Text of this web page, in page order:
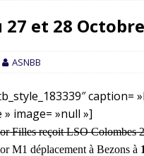
27 et 28 Octobre
ASNBB
caption=
image= »null »]
Filles reçoit LSO Colombes
M1 déplacement à Bezons à